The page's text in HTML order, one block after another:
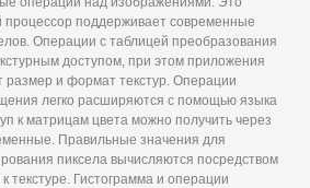
процессор поддерживает современные
Операции с таблицей преобразования
доступом, при этом приложения
размер и формат текстур. Операции
легко расширяются с помощью языка
к матрицам цвета можно получить через
Правильные значения для
пиксела вычисляются посредством
текстуре. Гистограмма и операции